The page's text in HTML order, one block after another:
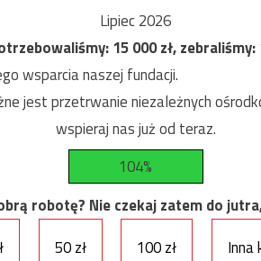
Lipiec 2026
15 000zł, zebraliśmy:
wsparcia naszej fundacji.
jest przetrwanie niezależnych
wspieraj nas już od teraz.
104%
robotę? Nie czekaj zatem do
50 zł 100 zł